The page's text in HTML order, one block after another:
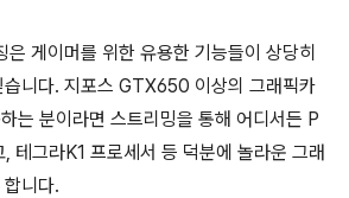
은 게이머를 위한 유용한 기능들이 상당히
습니다. 지포스 GTX650 이상의 그래픽카
는 분이라면 스트리밍을 통해 어디서든 P
테그라K1 프로세서 등 덕분에 놀라운 그래
니다.